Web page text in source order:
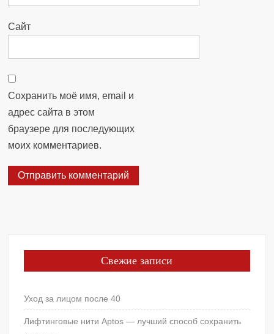
Сайт
Сохранить моё имя, email и
адрес сайта в этом
браузере для последующих
моих комментариев.
Свежие записи
Уход за лицом после 40
Лифтинговые нити Aptos — лучший способ сохранить